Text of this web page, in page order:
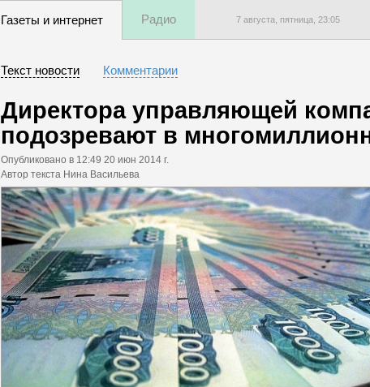
Газеты и интернет Радио 7 августа, пятница, 23:05
Текст новости Комментарии
Директора управляющей
подозревают в
Опубликовано в 12:49 20 июн 2014 г.
Автор текста Нина Васильева